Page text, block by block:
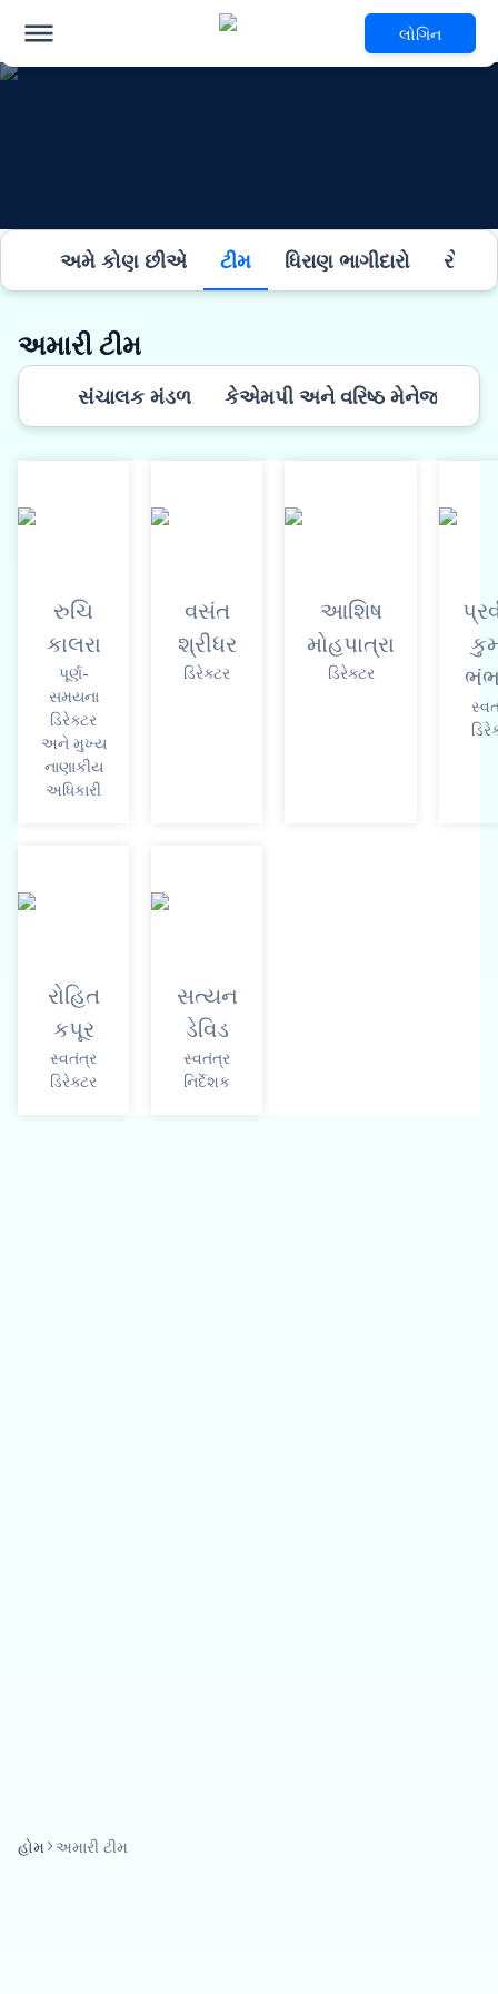
લોગિન
અમે કોણ છીએ ટીમ ધિરાણ ભાગીદારો
અમારી ટીમ
સંચાલક મંડળ કેએમપી અને વરિષ્ઠ મેનેજમેન્ટ
રુચિ
કાલરા
પૂર્ણ-
સમયના
ડિરેક્ટર
અને મુખ્ય
નાણાકીય
અધિકારી
વસંત
શ્રીધર
ડિરેક્ટર
આશિષ
મોહપાત્રા
ડિરેક્ટર
રોહિત
કપૂર
સ્વતંત્ર
ડિરેક્ટર
સત્યન
ડેવિડ
સ્વતંત્ર
નિર્દેશક
હોમ અમારી ટીમ